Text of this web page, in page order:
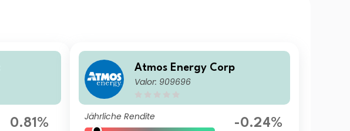
0.81%
Atmos Energy Corp
Valor: 909696
Jährliche Rendite -0.24%